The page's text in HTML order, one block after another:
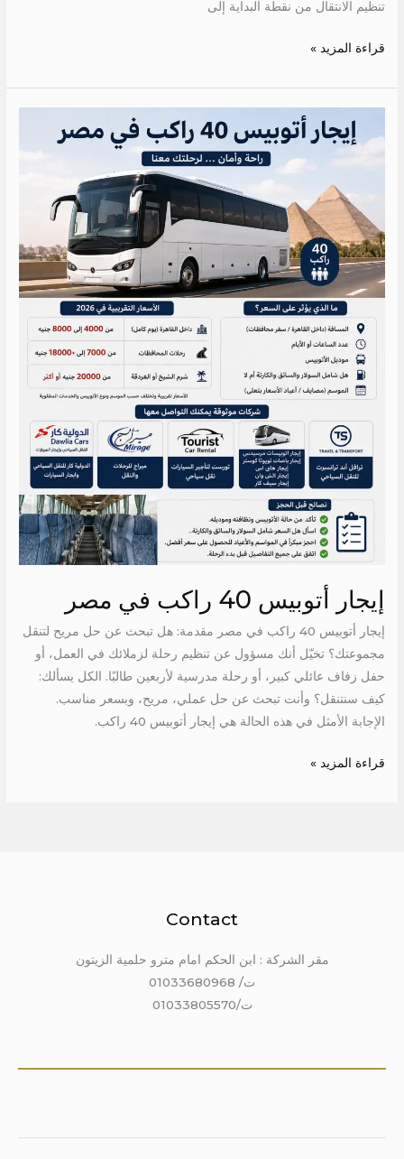
تنظيم الانتقال من نقطة البداية إلى
قراءة المزيد »
إيجار أتوبيس 40 راكب في مصر
إيجار أتوبيس 40 راكب في مصر مقدمة: هل تبحث عن حل مريح لتنقل
مجموعتك؟ تخيّل أنك مسؤول عن تنظيم رحلة لزملائك في العمل، أو
حفل زفاف عائلي كبير، أو رحلة مدرسية لأربعين طالبًا. الكل يسألك:
كيف سنتنقل؟ وأنت تبحث عن حل عملي، مريح، وبسعر مناسب.
الإجابة الأمثل في هذه الحالة هي إيجار أتوبيس 40 راكب.
أتوبيس
مصر
قراءة المزيد »
Contact
مقر الشركة : ابن الحكم امام مترو حلمية الزيتون
ت/ 01033680968
ت/01033805570